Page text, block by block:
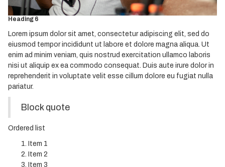
Heading 5
Heading 6
Lorem ipsum dolor sit amet, consectetur adipiscing elit, sed do
eiusmod tempor incididunt ut labore et dolore magna aliqua. Ut
enim ad minim veniam, quis nostrud exercitation ullamco laboris
nisi ut aliquip ex ea commodo consequat. Duis aute irure dolor in
reprehenderit in voluptate velit esse cillum dolore eu fugiat nulla
pariatur.
Block quote
Ordered list
Item 1
Item 2
Item 3